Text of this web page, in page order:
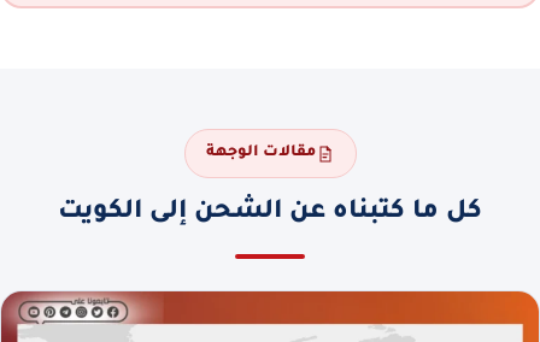
مقالات الوجهة
كل ما كتبناه عن الشحن إلى الكويت